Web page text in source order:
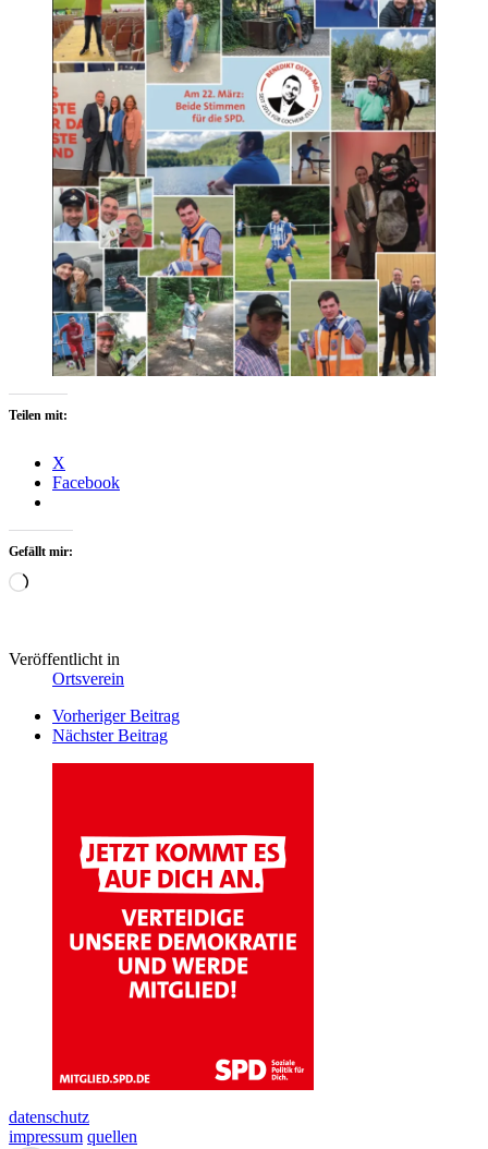
Teilen mit:
X
Facebook
Gefällt mir:
Wird
Veröffentlicht in
Ortsverein
Beitrags
Navigation
Vorheriger Beitrag
Nächster Beitrag
datenschutz
impressum quellen